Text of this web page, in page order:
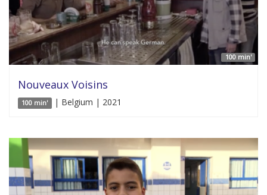
100 min'
Nouveaux Voisins
100 min' | Belgium | 2021